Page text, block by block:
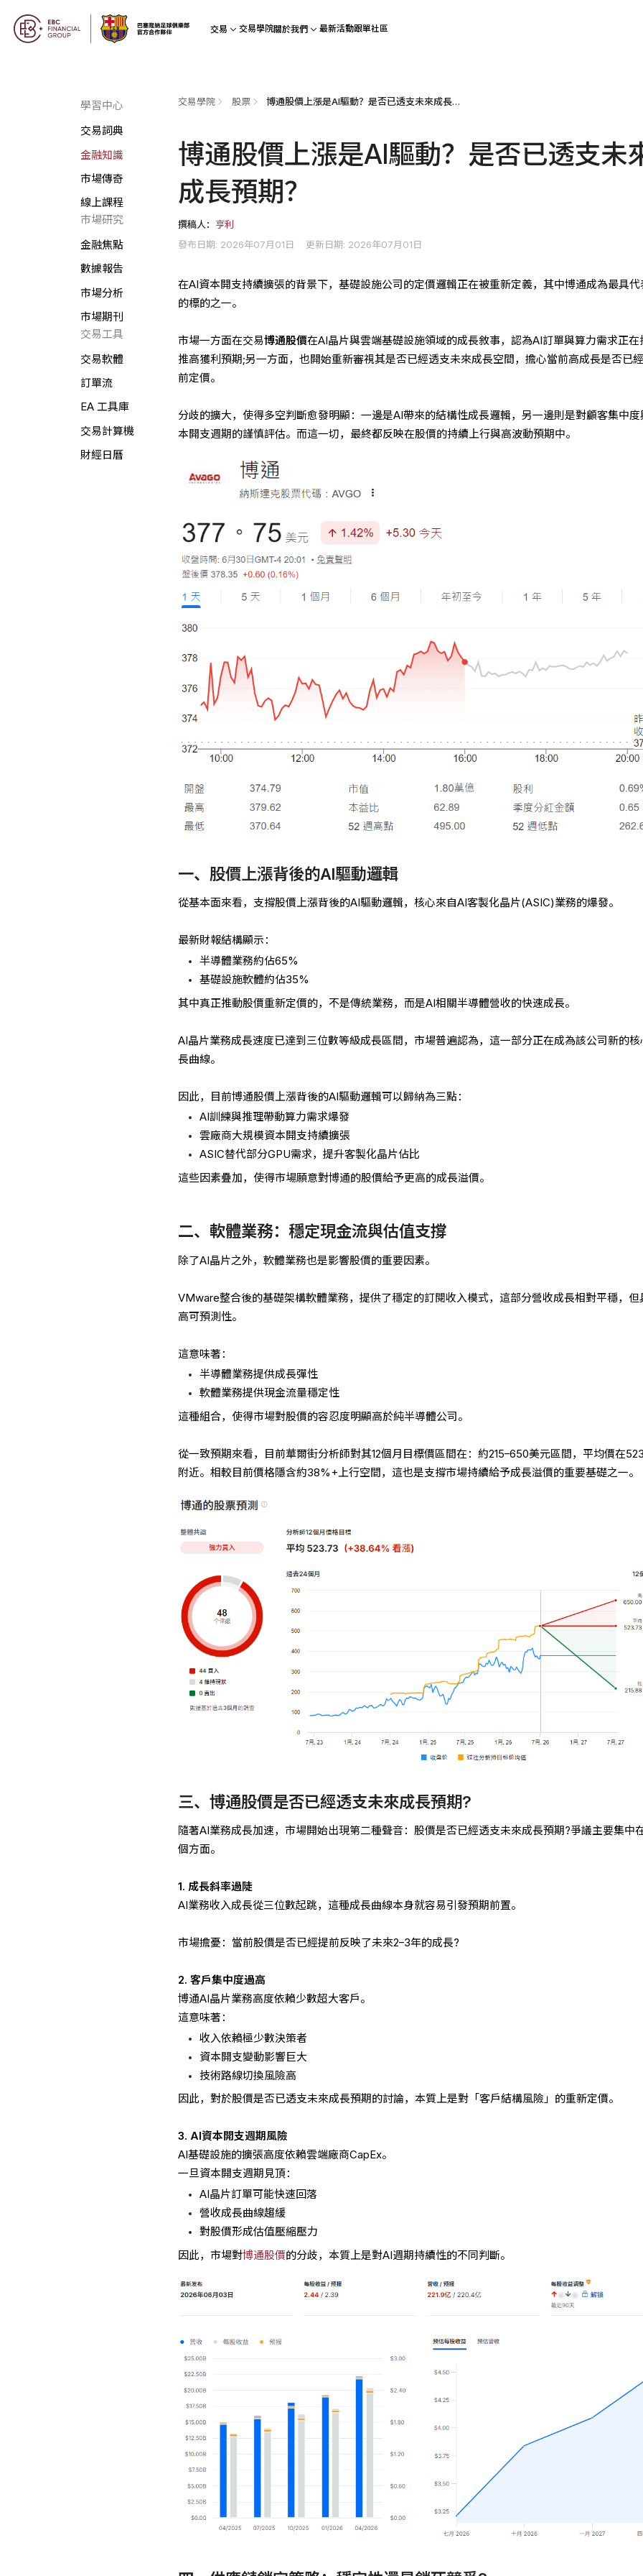
交易 交易學院關於我們 最新活動跟單社區
學習中心
交易詞典
金融知識
市場傳奇
線上課程
市場研究
金融焦點
數據報告
市場分析
市場期刊
交易工具
交易軟體
訂單流
EA 工具庫
交易計算機
財經日曆
交易學院 股票 博通股價上漲是AI驅動？是否已透支未來成長預期？
博通股價上漲是AI驅動？是否已透支未
成長預期？
撰稿人： 亨利
發布日期: 2026年07月01日
更新日期: 2026年07月01日
在AI資本開支持續擴張的背景下，基礎設施公司的定價邏輯正在被重新定義，其中博通成為最具代
的標的之一。
市場一方面在交易博通股價在AI晶片與雲端基礎設施領域的成長敘事，認為AI訂單與算力需求正在
推高獲利預期;另一方面，也開始重新審視其是否已經透支未來成長空間，擔心當前高成長是否已
前定價。
分歧的擴大，使得多空判斷愈發明顯：一邊是AI帶來的結構性成長邏輯，另一邊則是對顧客集中度
本開支週期的謹慎評估。而這一切，最終都反映在股價的持續上行與高波動預期中。
一、股價上漲背後的AI驅動邏輯
從基本面來看，支撐股價上漲背後的AI驅動邏輯，核心來自AI客製化晶片(ASIC)業務的爆發。
最新財報結構顯示：
半導體業務約佔65%
基礎設施軟體約佔35%
其中真正推動股價重新定價的，不是傳統業務，而是AI相關半導體營收的快速成長。
AI晶片業務成長速度已達到三位數等級成長區間，市場普遍認為，這一部分正在成為該公司新的核
長曲線。
因此，目前博通股價上漲背後的AI驅動邏輯可以歸納為三點：
AI訓練與推理帶動算力需求爆發
雲廠商大規模資本開支持續擴張
ASIC替代部分GPU需求，提升客製化晶片佔比
這些因素疊加，使得市場願意對博通的股價給予更高的成長溢價。
二、軟體業務：穩定現金流與估值支撐
除了AI晶片之外，軟體業務也是影響股價的重要因素。
VMware整合後的基礎架構軟體業務，提供了穩定的訂閱收入模式，這部分營收成長相對平穩，但
高可預測性。
這意味著：
半導體業務提供成長彈性
軟體業務提供現金流量穩定性
這種組合，使得市場對股價的容忍度明顯高於純半導體公司。
從一致預期來看，目前華爾街分析師對其12個月目標價區間在：約215–650美元區間，平均價在
附近。相較目前價格隱含約38%+上行空間，這也是支撐市場持續給予成長溢價的重要基礎之一。
三、博通股價是否已經透支未來成長預期?
隨著AI業務成長加速，市場開始出現第二種聲音：股價是否已經透支未來成長預期?爭議主要集中
個方面。
1. 成長斜率過陡
AI業務收入成長從三位數起跳，這種成長曲線本身就容易引發預期前置。
市場擔憂：當前股價是否已經提前反映了未來2–3年的成長?
2. 客戶集中度過高
博通AI晶片業務高度依賴少數超大客戶。
這意味著：
收入依賴極少數決策者
資本開支變動影響巨大
技術路線切換風險高
因此，對於股價是否已透支未來成長預期的討論，本質上是對「客戶結構風險」的重新定價。
3. AI資本開支週期風險
AI基礎設施的擴張高度依賴雲端廠商CapEx。
一旦資本開支週期見頂：
AI晶片訂單可能快速回落
營收成長曲線趨緩
對股價形成估值壓縮壓力
因此，市場對博通股價的分歧，本質上是對AI週期持續性的不同判斷。